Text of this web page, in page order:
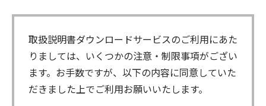
取扱説明書ダウンロードサービスのご利用にあた
りましては、いくつかの注意・制限事項がござい
ます。お手数ですが、以下の内容に同意していた
だきました上でご利用お願いいたします。